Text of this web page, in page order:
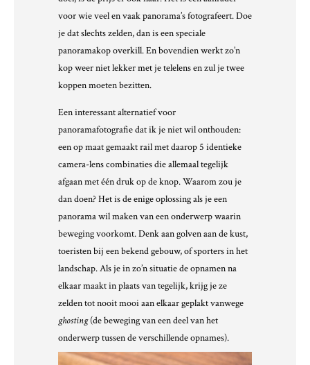
voor wie veel en vaak panorama’s fotografeert. Doe
je dat slechts zelden, dan is een speciale
panoramakop overkill. En bovendien werkt zo’n
kop weer niet lekker met je telelens en zul je twee
koppen moeten bezitten.
Een interessant alternatief voor
panoramafotografie dat ik je niet wil onthouden:
een op maat gemaakt rail met daarop 5 identieke
camera-lens combinaties die allemaal tegelijk
afgaan met één druk op de knop. Waarom zou je
dan doen? Het is de enige oplossing als je een
panorama wil maken van een onderwerp waarin
beweging voorkomt. Denk aan golven aan de kust,
toeristen bij een bekend gebouw, of sporters in het
landschap. Als je in zo’n situatie de opnamen na
elkaar maakt in plaats van tegelijk, krijg je ze
zelden tot nooit mooi aan elkaar geplakt vanwege
ghosting(de beweging van een deel van het
onderwerp tussen de verschillende opnames).